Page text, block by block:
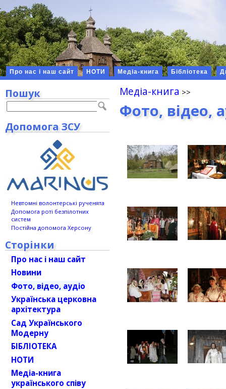
Про нас і наш сайт НОТИ Медіа-книга Бібліотека
Медіа-книга
Фото, відео,
Пошук
Допомога ЗСУ
Невтомні волонтерські рученята
Допомога роті безпілотних
систем
Постійна допомога Херсону
Сторінки
Про нас і наш сайт
Новини
Фото, відео, аудіо
Українська церковна
архітектура
Сад Українського
Модерну
БІБЛІОТЕКА
НОТИ
Медіа-книга
українського співу